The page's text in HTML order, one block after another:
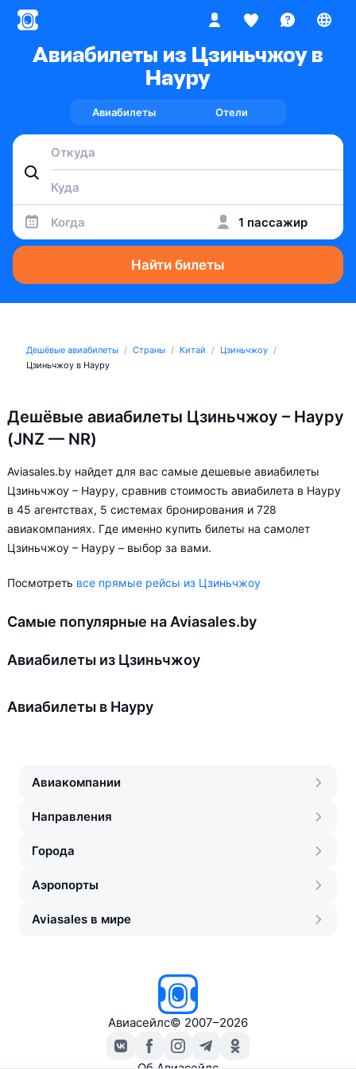
Авиабилеты из Цзиньчжоу в
Науру
Авиабилеты Отели
Когда 1 пассажир
Найти билеты
Дешёвые авиабилеты Страны Китай
Цзиньчжоу
Цзиньчжоу в Науру
Дешёвые авиабилеты Цзиньчжоу – Науру
(JNZ — NR)
Aviasales.by найдет для вас самые дешевые авиабилеты
Цзиньчжоу – Науру, сравнив стоимость авиабилета в Науру
в 45 агентствах, 5 системах бронирования и 728
авиакомпаниях. Где именно купить билеты на самолет
Цзиньчжоу – Науру – выбор за вами.
Посмотреть все прямые рейсы из Цзиньчжоу
Самые популярные на Aviasales.by
Авиабилеты из Цзиньчжоу
Авиабилеты в Науру
Авиакомпании
Направления
Города
Аэропорты
Aviasales в мире
Авиасейлс© 2007–2026